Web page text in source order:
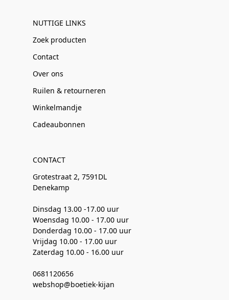
NUTTIGE LINKS
Zoek producten
Contact
Over ons
Ruilen & retourneren
Winkelmandje
Cadeaubonnen
CONTACT
Grotestraat 2, 7591DL
Denekamp
Dinsdag 13.00 -17.00 uur
Woensdag 10.00 - 17.00 uur
Donderdag 10.00 - 17.00 uur
Vrijdag 10.00 - 17.00 uur
Zaterdag 10.00 - 16.00 uur
0681120656
webshop@boetiek-kijan